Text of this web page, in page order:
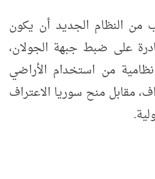
من النظام الجديد أن يكون
على ضبط جبهة الجولان،
من استخدام الأراضي
مقابل منح سوريا الاعتراف